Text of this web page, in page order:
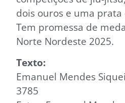
dois ouros e uma
Tem promessa de
Norte Nordeste 2025.
Texto:
Emanuel Mendes
3785